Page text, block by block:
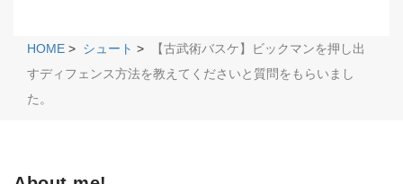
HOME > シュート >
【古武術バスケ】ビックマンを押し出
すディフェンス方法を教えてくださいと質問をもらいまし
た。